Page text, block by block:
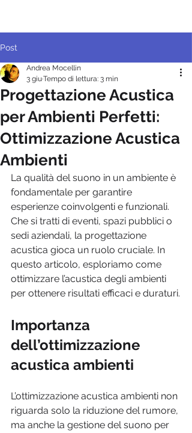
Post
Progettazione Acustica
per Ambienti Perfetti:
Ottimizzazione Acustica
Ambienti
Andrea Mocellin
3 giuTempo di lettura: 3 min
La qualità del suono in un ambiente è
fondamentale per garantire
esperienze coinvolgenti e funzionali.
Che si tratti di eventi, spazi pubblici o
sedi aziendali, la progettazione
acustica gioca un ruolo cruciale. In
questo articolo, esploriamo come
ottimizzare l’acustica degli ambienti
per ottenere risultati efficaci e duraturi.
Importanza
dell’ottimizzazione
acustica ambienti
L’ottimizzazione acustica ambienti non
riguarda solo la riduzione del rumore,
ma anche la gestione del suono per